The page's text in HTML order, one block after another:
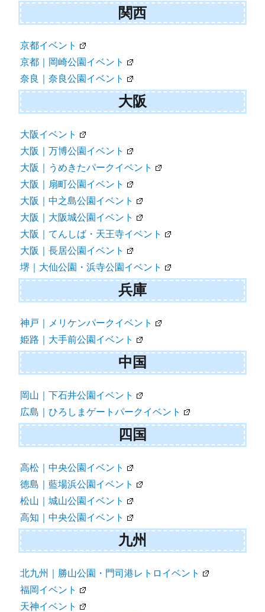
関西
京都イベント
京都｜岡崎公園イベント
奈良｜奈良公園イベント
大阪
大阪イベント
大阪｜万博公園イベント
大阪｜うめきたパークイベント
大阪｜扇町公園イベント
大阪｜中之島公園イベント
大阪｜大阪城公園イベント
大阪｜てんしば・天王寺イベント
大阪｜長居公園イベント
堺｜大仙公園・浜寺公園イベント
兵庫
神戸｜メリケンパークイベント
姫路｜大手前公園イベント
中国
岡山｜下石井公園イベント
広島｜ひろしまゲートパークイベント
四国
高松｜中央公園イベント
徳島｜藍場浜公園イベント
松山｜城山公園イベント
高知｜中央公園イベント
九州
北九州｜勝山公園・門司港レトロイベント
福岡イベント
天神イベント